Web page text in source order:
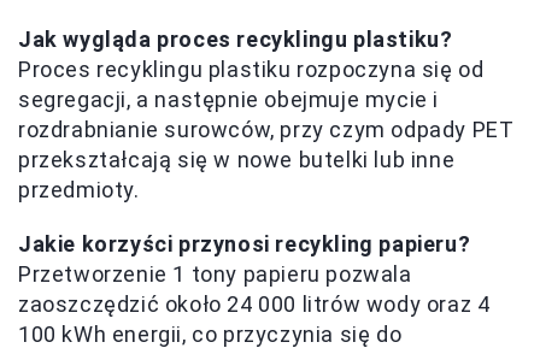
Jak wygląda proces recyklingu plastiku?
Proces recyklingu plastiku rozpoczyna się od
segregacji, a następnie obejmuje mycie i
rozdrabnianie surowców, przy czym odpady PET
przekształcają się w nowe butelki lub inne
przedmioty.
Jakie korzyści przynosi recykling papieru?
Przetworzenie 1 tony papieru pozwala
zaoszczędzić około 24 000 litrów wody oraz 4
100 kWh energii, co przyczynia się do